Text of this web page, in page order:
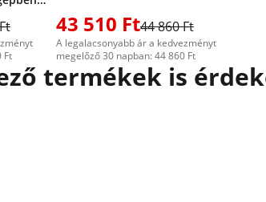
Ft
43 510 Ft44 860 Ft
A legalacsonyabb ár a kedvezményt
megelőző 30 napban: 44 860 Ft
termékek is